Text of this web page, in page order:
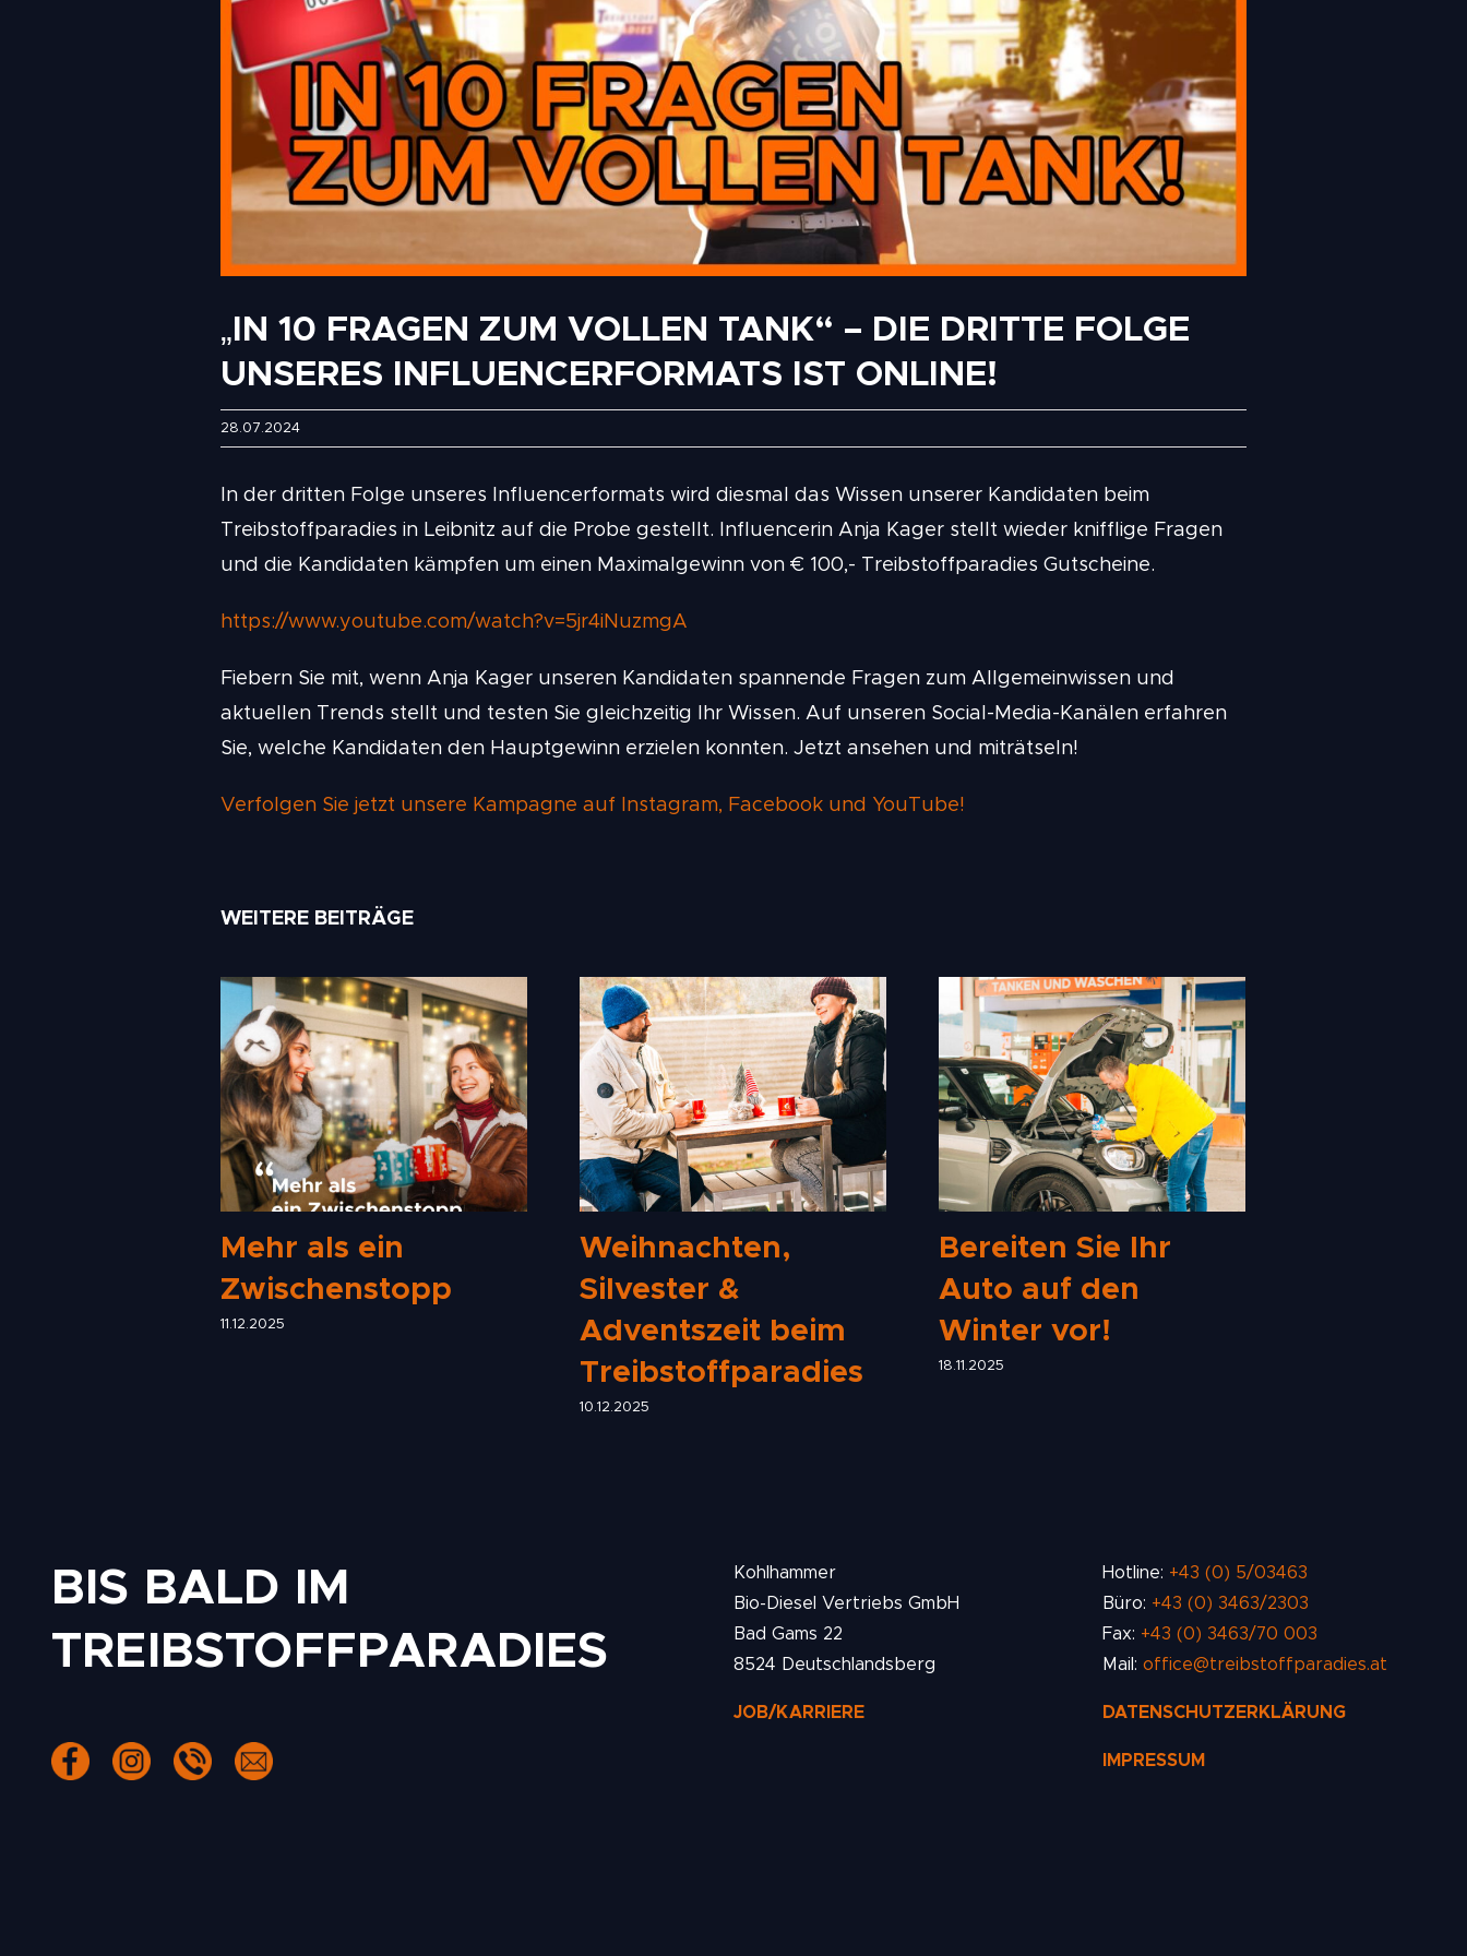
„IN 10 FRAGEN ZUM VOLLEN TANK“ – DIE DRITTE FOLGE
UNSERES INFLUENCERFORMATS IST ONLINE!
28.07.2024
In der dritten Folge unseres Influencerformats wird diesmal das Wissen unserer Kandidaten beim
Treibstoffparadies in Leibnitz auf die Probe gestellt. Influencerin Anja Kager stellt wieder knifflige Fragen
und die Kandidaten kämpfen um einen Maximalgewinn von € 100,- Treibstoffparadies Gutscheine.
https://www.youtube.com/watch?v=5jr4iNuzmgA
Fiebern Sie mit, wenn Anja Kager unseren Kandidaten spannende Fragen zum Allgemeinwissen und
aktuellen Trends stellt und testen Sie gleichzeitig Ihr Wissen. Auf unseren Social-Media-Kanälen erfahren
Sie, welche Kandidaten den Hauptgewinn erzielen konnten. Jetzt ansehen und miträtseln!
Verfolgen Sie jetzt unsere Kampagne auf Instagram, Facebook und YouTube!
WEITERE BEITRÄGE
Mehr als ein
Zwischenstopp
11.12.2025
Weihnachten,
Silvester &
Adventszeit beim
Treibstoffparadies
10.12.2025
Bereiten Sie Ihr
Auto auf den
Winter vor!
18.11.2025
BIS BALD IM
TREIBSTOFFPARADIES
Kohlhammer
Bio-Diesel Vertriebs GmbH
Bad Gams 22
8524 Deutschlandsberg
JOB/KARRIERE
Hotline: +43 (0) 5/03463
Büro: +43 (0) 3463/2303
Fax: +43 (0) 3463/70 003
Mail: office@treibstoffparadies.at
DATENSCHUTZERKLÄRUNG
IMPRESSUM